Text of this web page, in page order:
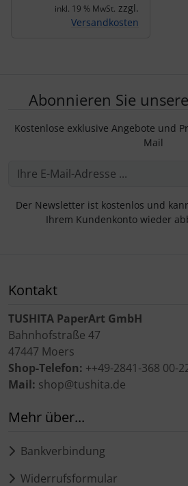
inkl. 19 % MwSt. zzgl.
Versandkosten
Abonnieren Sie
Kostenlose exklusive Angebote und
Mail
Der Newsletter ist kostenlos und
Ihrem Kundenkonto wieder
Kontakt
TUSHITA PaperArt GmbH
Bahnhofstraße 47
47447 Moers
Shop-Telefon: ++49-2841-368 00-
Mail: shop@tushita.de
Mehr über...
Bankverbindung
Widerrufsformular